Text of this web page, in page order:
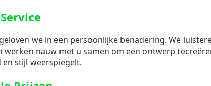
we in een persoonlijke benadering. We
werken nauw met u samen om een ontwerp
stijl weerspiegelt.